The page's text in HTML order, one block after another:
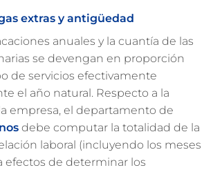
extras y antigüedad
anuales y la cuantía de las
se devengan en proporción
de servicios efectivamente
el año natural. Respecto a la
empresa, el departamento de
debe computar la totalidad de la
laboral (incluyendo los meses
efectos de determinar los